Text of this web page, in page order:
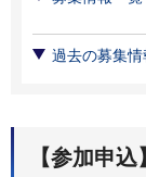
過去の募集
【参加申